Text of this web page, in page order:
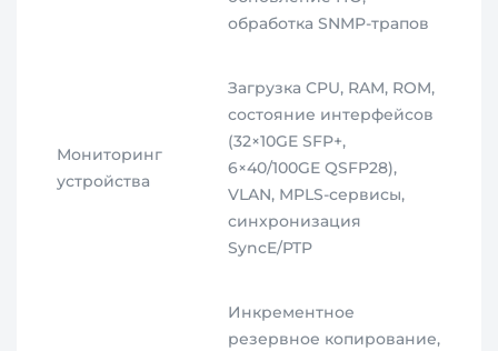
обработка SNMP-трапов
Мониторинг
устройства
Загрузка CPU, RAM, ROM,
состояние интерфейсов
(32×10GE SFP+,
6×40/100GE QSFP28),
VLAN, MPLS-сервисы,
синхронизация
SyncE/PTP
Инкрементное
резервное копирование,